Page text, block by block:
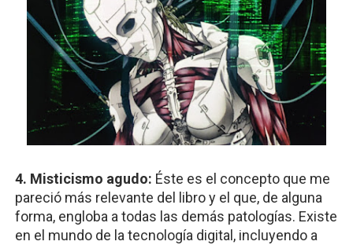
4. Misticismo agudo: Éste es el concepto que me
pareció más relevante del libro y el que, de alguna
forma, engloba a todas las demás patologías. Existe
en el mundo de la tecnología digital, incluyendo a